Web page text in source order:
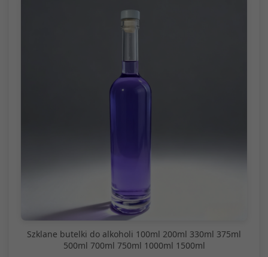
Szklane butelki do alkoholi 100ml 200ml 330ml 375ml
500ml 700ml 750ml 1000ml 1500ml